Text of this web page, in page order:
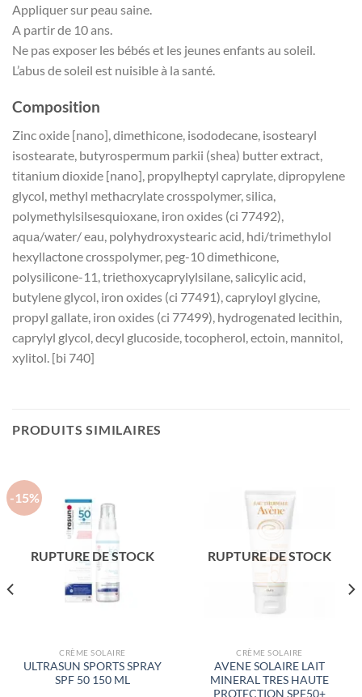
Appliquer sur peau saine.
A partir de 10 ans.
Ne pas exposer les bébés et les jeunes enfants au soleil.
L’abus de soleil est nuisible à la santé.
Composition
Zinc oxide [nano], dimethicone, isododecane, isostearyl
isostearate, butyrospermum parkii (shea) butter extract,
titanium dioxide [nano], propylheptyl caprylate, dipropylene
glycol, methyl methacrylate crosspolymer, silica,
polymethylsilsesquioxane, iron oxides (ci 77492),
aqua/water/ eau, polyhydroxystearic acid, hdi/trimethylol
hexyllactone crosspolymer, peg-10 dimethicone,
polysilicone-11, triethoxycaprylylsilane, salicylic acid,
butylene glycol, iron oxides (ci 77491), capryloyl glycine,
propyl gallate, iron oxides (ci 77499), hydrogenated lecithin,
caprylyl glycol, decyl glucoside, tocopherol, ectoin, mannitol,
xylitol. [bi 740]
PRODUITS SIMILAIRES
-15%
RUPTURE DE STOCK
CRÈME SOLAIRE
ULTRASUN SPORTS SPRAY
SPF 50 150 ML
RUPTURE DE STOCK
CRÈME SOLAIRE
AVENE SOLAIRE LAIT
MINERAL TRES HAUTE
PROTECTION SPF50+